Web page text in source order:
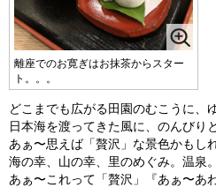
離座でのお寛ぎはお抹茶からスター
ト。。。
どこまでも広がる田園のむこうに、
日本海を渡ってきた風に、のんびり
あぁ〜思えば「贅沢」な景色かもし
海の幸、山の幸、里のめぐみ。温泉。
あぁ〜これって「贅沢」『あぁ〜あ